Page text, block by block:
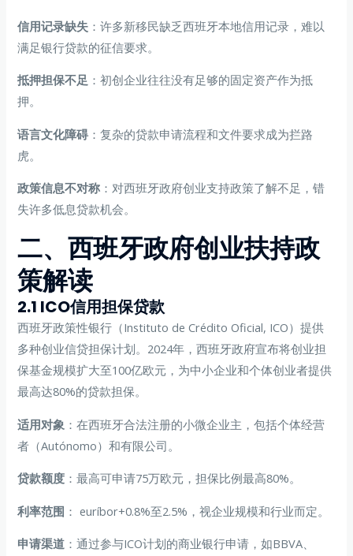
信用记录缺失 ：许多新移民缺乏西班牙本地信用记录，难以
满足银行贷款的征信要求。
抵押担保不足 ：初创企业往往没有足够的固定资产作为抵
押。
语言文化障碍 ：复杂的贷款申请流程和文件要求成为拦路
虎。
政策信息不对称 ：对西班牙政府创业支持政策了解不足，错
失许多低息贷款机会。
二、西班牙政府创业扶持政
策解读
2.1 ICO信用担保贷款
西班牙政策性银行（Instituto de Crédito Oficial, ICO）提供
多种创业信贷担保计划。2024年，西班牙政府宣布将创业担
保基金规模扩大至100亿欧元，为中小企业和个体创业者提供
最高达80%的贷款担保。
适用对象 ：在西班牙合法注册的小微企业主，包括个体经营
者（Autónomo）和有限公司。
贷款额度 ：最高可申请75万欧元，担保比例最高80%。
利率范围 ： euríbor+0.8%至2.5%，视企业规模和行业而定。
申请渠道 ：通过参与ICO计划的商业银行申请，如BBVA、